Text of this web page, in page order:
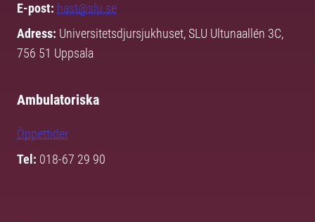
E-post: hast@slu.se
Adress: Universitetsdjursjukhuset, SLU Ultunaallén 3C,
756 51 Uppsala
Ambulatoriska
Öppettider
Tel: 018-67 29 90